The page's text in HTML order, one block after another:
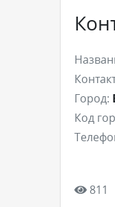
Город:
Код
811